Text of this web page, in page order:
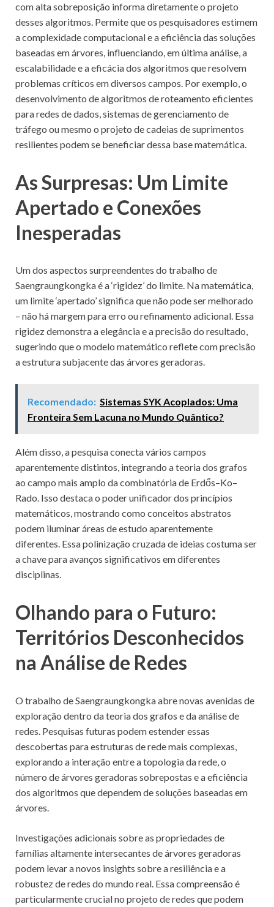
com alta sobreposição informa diretamente o projeto
desses algoritmos. Permite que os pesquisadores estimem
a complexidade computacional e a eficiência das soluções
baseadas em árvores, influenciando, em última análise, a
escalabilidade e a eficácia dos algoritmos que resolvem
problemas críticos em diversos campos. Por exemplo, o
desenvolvimento de algoritmos de roteamento eficientes
para redes de dados, sistemas de gerenciamento de
tráfego ou mesmo o projeto de cadeias de suprimentos
resilientes podem se beneficiar dessa base matemática.
As Surpresas: Um Limite
Apertado e Conexões
Inesperadas
Um dos aspectos surpreendentes do trabalho de
Saengraungkongka é a ‘rigidez’ do limite. Na matemática,
um limite ‘apertado’ significa que não pode ser melhorado
– não há margem para erro ou refinamento adicional. Essa
rigidez demonstra a elegância e a precisão do resultado,
sugerindo que o modelo matemático reflete com precisão
a estrutura subjacente das árvores geradoras.
Recomendado: Sistemas SYK Acoplados: Uma
Fronteira Sem Lacuna no Mundo Quântico?
Além disso, a pesquisa conecta vários campos
aparentemente distintos, integrando a teoria dos grafos
ao campo mais amplo da combinatória de Erdős–Ko–
Rado. Isso destaca o poder unificador dos princípios
matemáticos, mostrando como conceitos abstratos
podem iluminar áreas de estudo aparentemente
diferentes. Essa polinização cruzada de ideias costuma ser
a chave para avanços significativos em diferentes
disciplinas.
Olhando para o Futuro:
Territórios Desconhecidos
na Análise de Redes
O trabalho de Saengraungkongka abre novas avenidas de
exploração dentro da teoria dos grafos e da análise de
redes. Pesquisas futuras podem estender essas
descobertas para estruturas de rede mais complexas,
explorando a interação entre a topologia da rede, o
número de árvores geradoras sobrepostas e a eficiência
dos algoritmos que dependem de soluções baseadas em
árvores.
Investigações adicionais sobre as propriedades de
famílias altamente intersecantes de árvores geradoras
podem levar a novos insights sobre a resiliência e a
robustez de redes do mundo real. Essa compreensão é
particularmente crucial no projeto de redes que podem